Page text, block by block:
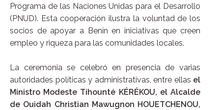
Programa de las Naciones Unidas para el Desarrollo
(PNUD). Esta cooperación ilustra la voluntad de los
socios de apoyar a Benín en iniciativas que creen
empleo y riqueza para las comunidades locales.
La ceremonia se celebró en presencia de varias
autoridades políticas y administrativas, entre ellas el
Ministro Modeste Tihounté KÉRÉKOU, el Alcalde
de Ouidah Christian Mawugnon HOUETCHENOU,